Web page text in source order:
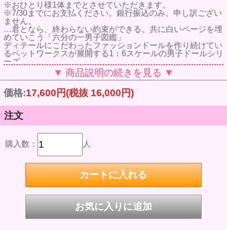
※おひとり様1体までとさせていただきます。
※7/30までにお支払ください。銀行振込のみ。申し訳ござい
ません。
…君となら、終わらない約束ができる。共に白いページを埋
めていこう「六分の一男子図鑑」
ディテールにこだわったファッションドールを作り続けてい
るペットワークスが展開する1：6スケールの男子ドールシリ
ーズ。
ナインは細身ながら筋肉質なボディに精悍なフェイス。手
先・足先は取り外し可能でエイトと共通のパーツ。
「B2608 ナイン」は本体のみのベーシックモデルです。透
明感あふれるペールカラーミディヘア。
髪色：ペールブロンド×シルバー 瞳色：ダスティアクア×テ
ラコッタシャドウ 肌色：アイボリーベージュ
素体：PW-29BODY（ペットワークスオリジナル）
ヘッド・素体原型：澤田啓介（澤田工房）
全高約29cm PVC、POM、ABS樹脂
MADE IN JAPAN（ボディは中国製です）
※衣装・靴は付属しません。
※写真は開発中サンプルのため最終仕様と異なる場合があり
ます。ご了承下さい。
※写真はできるだけ現物の色に近いように心がけております
※ドール本体・手先・足先が別々に入っています。お客様ご
▼ 商品説明の続きを見る ▼
価格:17,600円(税抜 16,000円)
注文
購入数： 人